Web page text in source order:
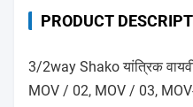
PRODUCT
3/2way Shako यांत्रिक
MOV / 02, MOV / 03,